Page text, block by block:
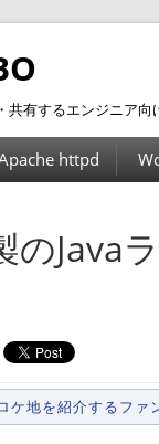
共有するエンジニア向
httpd
のJava
地を紹介するファ